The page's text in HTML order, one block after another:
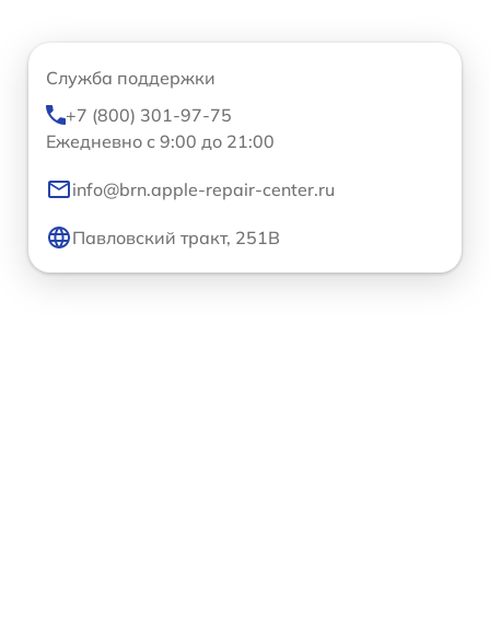
Служба поддержки
+7 (800) 301-97-75
Ежедневно с 9:00 до 21:00
info@brn.apple-repair-center.ru
Павловский тракт, 251В